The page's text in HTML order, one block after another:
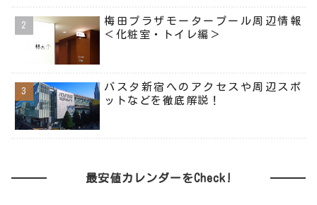
梅田プラザモータープール周辺情報
＜化粧室・トイレ編＞
バスタ新宿へのアクセスや周辺スポ
ットなどを徹底解説！
最安値カレンダーをCheck!